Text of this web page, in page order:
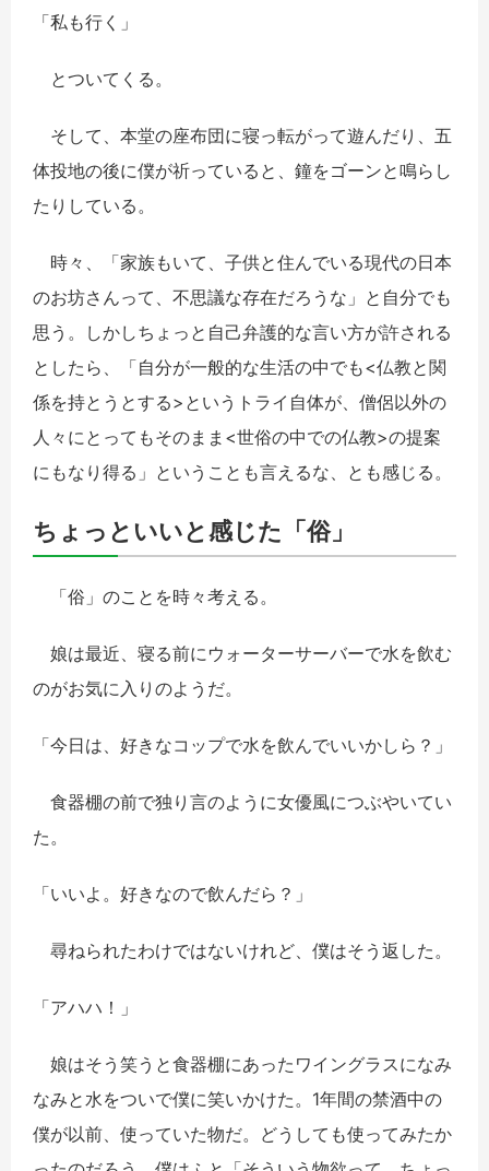
「私も行く」
とついてくる。
そして、本堂の座布団に寝っ転がって遊んだり、五
体投地の後に僕が祈っていると、鐘をゴーンと鳴らし
たりしている。
時々、「家族もいて、子供と住んでいる現代の日本
のお坊さんって、不思議な存在だろうな」と自分でも
思う。しかしちょっと自己弁護的な言い方が許される
としたら、「自分が一般的な生活の中でも<仏教と関
係を持とうとする>というトライ自体が、僧侶以外の
人々にとってもそのまま<世俗の中での仏教>の提案
にもなり得る」ということも言えるな、とも感じる。
ちょっといいと感じた「俗」
「俗」のことを時々考える。
娘は最近、寝る前にウォーターサーバーで水を飲む
のがお気に入りのようだ。
「今日は、好きなコップで水を飲んでいいかしら？」
食器棚の前で独り言のように女優風につぶやいてい
た。
「いいよ。好きなので飲んだら？」
尋ねられたわけではないけれど、僕はそう返した。
「アハハ！」
娘はそう笑うと食器棚にあったワイングラスになみ
なみと水をついで僕に笑いかけた。1年間の禁酒中の
僕が以前、使っていた物だ。どうしても使ってみたか